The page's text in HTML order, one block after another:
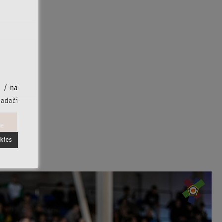
/ na